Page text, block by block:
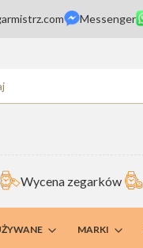
Messenger
Wycena zegarków
MARKI